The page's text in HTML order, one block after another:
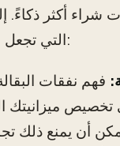
شراء أكثر
التي تجعل التتبع أمرًا ضروريًا:
فهم نفقات
ميزانيتك
أن يمنع ذلك